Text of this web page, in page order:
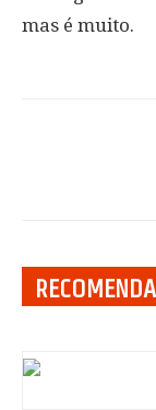
mas é muito.